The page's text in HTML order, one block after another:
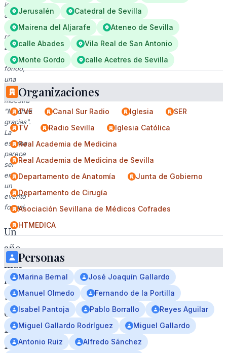
le
entrega
el
reconocimiento.
En
el
fondo,
una
pantalla
muestra
"Muchas
gracias".
La
escena
parece
ser
en
un
evento
formal.
Un
año
más
la
Hermandad
del
Buen
Fin
Jerusalén
Catedral de Sevilla
Mairena del Aljarafe
Ateneo de Sevilla
calle Abades
Vila Real de San Antonio
Monte Gordo
calle Acetres de Sevilla
Organizaciones
TVE Canal Sur Radio Iglesia
SER
TV
Radio Sevilla
Iglesia Católica
Real Academia de Medicina
Real Academia de Medicina de Sevilla
Departamento de Anatomía
Junta de Gobierno
Departamento de Cirugía
Asociación Sevillana de Médicos Cofrades
HTMEDICA
Personas
Marina Bernal
José Joaquín Gallardo
Manuel Olmedo
Fernando de la Portilla
Isabel Pantoja
Pablo Borrallo
Reyes Aguilar
Miguel Gallardo Rodríguez
Miguel Gallardo
Antonio Ruiz
Alfredo Sánchez